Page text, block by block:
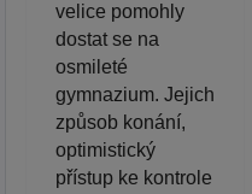
velice pomohly
dostat se na
osmileté
gymnazium. Jejich
způsob konání,
optimistický
přístup ke kontrole